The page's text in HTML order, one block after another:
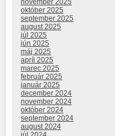
október 2025
september 2025
august 2025
júl 2025
jún 2025
máj 2025
apríl 2025
marec 2025
február 2025
január 2025
december 2024
november 2024
október 2024
september 2024
august 2024